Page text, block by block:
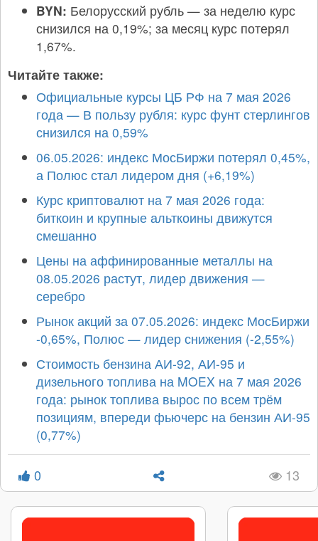
BYN: Белорусский рубль — за неделю курс
снизился на 0,19%; за месяц курс потерял
1,67%.
Читайте также:
Официальные курсы ЦБ РФ на 7 мая 2026
года — В пользу рубля: курс фунт стерлингов
снизился на 0,59%
06.05.2026: индекс МосБиржи потерял 0,45%,
а Полюс стал лидером дня (+6,19%)
Курс криптовалют на 7 мая 2026 года:
биткоин и крупные альткоины движутся
смешанно
Цены на аффинированные металлы на
08.05.2026 растут, лидер движения —
серебро
Рынок акций за 07.05.2026: индекс МосБиржи
-0,65%, Полюс — лидер снижения (-2,55%)
Стоимость бензина АИ-92, АИ-95 и
дизельного топлива на MOEX на 7 мая 2026
года: рынок топлива вырос по всем трём
позициям, впереди фьючерс на бензин АИ-95
(0,77%)
0 13